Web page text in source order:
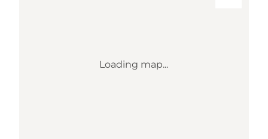
Loading map...